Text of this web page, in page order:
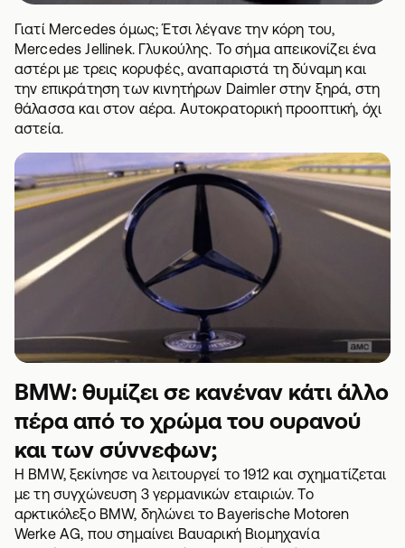
Γιατί Mercedes όμως; Έτσι λέγανε την κόρη του,
Mercedes Jellinek. Γλυκούλης. Το σήμα απεικονίζει ένα
αστέρι με τρεις κορυφές, αναπαριστά τη δύναμη και
την επικράτηση των κινητήρων Daimler στην ξηρά, στη
θάλασσα και στον αέρα. Αυτοκρατορική προοπτική, όχι
αστεία.
BMW: θυμίζει σε κανέναν κάτι άλλο
πέρα από το χρώμα του ουρανού
και των σύννεφων;
Η BMW, ξεκίνησε να λειτουργεί το 1912 και σχηματίζεται
με τη συγχώνευση 3 γερμανικών εταιριών. Το
αρκτικόλεξο BMW, δηλώνει το Bayerische Motoren
Werke AG, που σημαίνει Βαυαρική Βιομηχανία